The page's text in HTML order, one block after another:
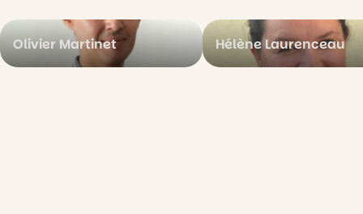
Olivier Martinet Hélène Laurenceau